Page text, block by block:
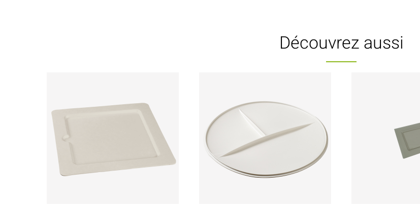
Découvrez aussi